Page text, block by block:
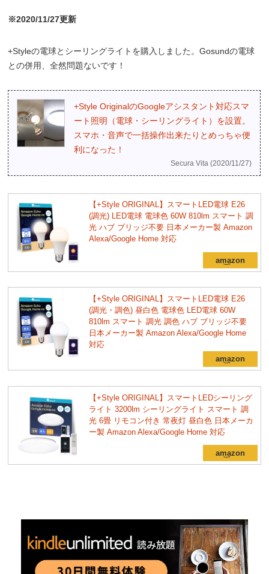
※2020/11/27更新
+Styleの電球とシーリングライトを購入しました。Gosundの電球
との併用、全然問題ないです！
+Style OriginalのGoogleアシスタント対応スマ
ート照明（電球・シーリングライト）を設置。
スマホ・音声で一括操作出来たりとめっちゃ便
利になった！
Secura Vita (2020/11/27)
【+Style ORIGINAL】スマートLED電球 E26
(調光) LED電球 電球色 60W 810lm スマート 調
光 ハブ ブリッジ不要 日本メーカー製 Amazon
Alexa/Google Home 対応
【+Style ORIGINAL】スマートLED電球 E26
(調光・調色) 昼白色 電球色 LED電球 60W
810lm スマート 調光 調色 ハブ ブリッジ不要
日本メーカー製 Amazon Alexa/Google Home
対応
【+Style ORIGINAL】スマートLEDシーリング
ライト 3200lm シーリングライト スマート 調
光 6畳 リモコン付き 常夜灯 昼白色 日本メーカ
ー製 Amazon Alexa/Google Home 対応